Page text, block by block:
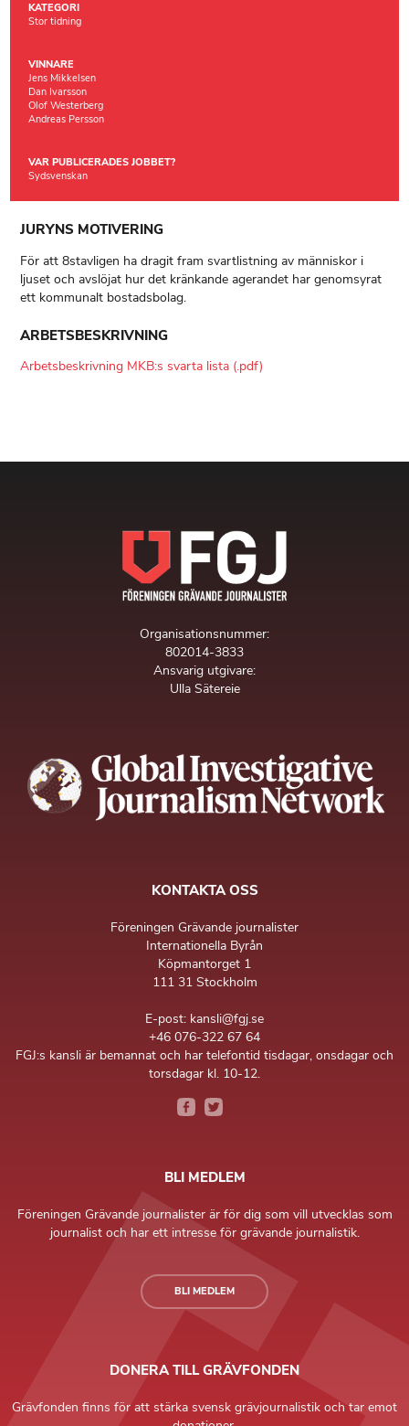
KATEGORI
Stor tidning
VINNARE
Jens Mikkelsen
Dan Ivarsson
Olof Westerberg
Andreas Persson
VAR PUBLICERADES JOBBET?
Sydsvenskan
JURYNS MOTIVERING
För att 8stavligen ha dragit fram svartlistning av människor i
ljuset och avslöjat hur det kränkande agerandet har genomsyrat
ett kommunalt bostadsbolag.
ARBETSBESKRIVNING
Arbetsbeskrivning MKB:s svarta lista (.pdf)
Organisationsnummer:
802014-3833
Ansvarig utgivare:
Ulla Sätereie
KONTAKTA OSS
Föreningen Grävande journalister
Internationella Byrån
Köpmantorget 1
111 31 Stockholm
E-post: kansli@fgj.se
+46 076-322 67 64
FGJ:s kansli är bemannat och har telefontid tisdagar, onsdagar och
torsdagar kl. 10-12.
BLI MEDLEM
Föreningen Grävande journalister är för dig som vill utvecklas som
journalist och har ett intresse för grävande journalistik.
BLI MEDLEM
DONERA TILL GRÄVFONDEN
Grävfonden finns för att stärka svensk grävjournalistik och tar emot